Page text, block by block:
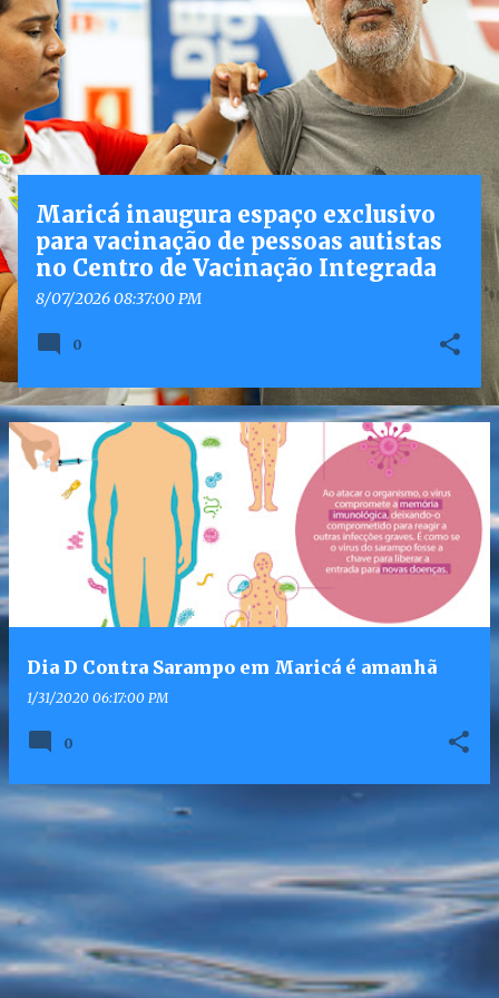
o
s
t
a
g
e
n
s
Maricá inaugura espaço exclusivo
para vacinação de pessoas autistas
no Centro de Vacinação Integrada
8/07/2026 08:37:00 PM
0
Dia D Contra Sarampo em Maricá é amanhã
1/31/2020 06:17:00 PM
0